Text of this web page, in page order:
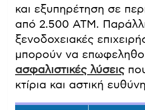
και εξυπηρέτηση σε
από 2.500 ΑΤΜ.
ξενοδοχειακές
μπορούν να
ασφαλιστικές λύσεις
κτίρια και αστική